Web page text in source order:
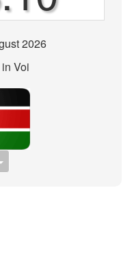
2026
Voi
Toggle Dropdown